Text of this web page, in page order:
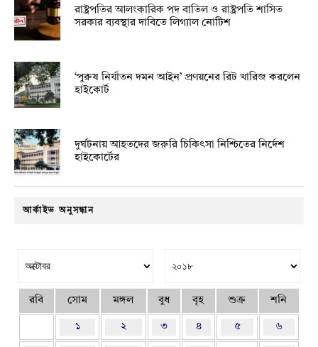
রাষ্ট্রপতির আলংকারিক পদ বাতিল ও রাষ্ট্রপতি শাসিত
সরকার ব্যবস্থার দাবিতে লিগ্যাল নোটিশ
‘পুরুষ নির্যাতন দমন আইন’ প্রণয়নের রিট খারিজ করলেন
হাইকোর্ট
দুর্ঘটনায় আহতদের জরুরি চিকিৎসা নিশ্চিতের নির্দেশ
হাইকোর্টের
আর্কাইভ অনুসন্ধান
রবি সোম মঙ্গল বুধ বৃহ শুক্র শনি
১ ২ ৩ ৪ ৫ ৬